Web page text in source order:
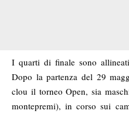
I quarti di finale sono
Dopo la partenza del 29
clou il torneo Open, sia
montepremi), in corso sui